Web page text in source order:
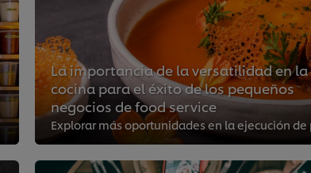
La importancia de la versatilidad en la
cocina para el éxito de los pequeños
negocios de food service